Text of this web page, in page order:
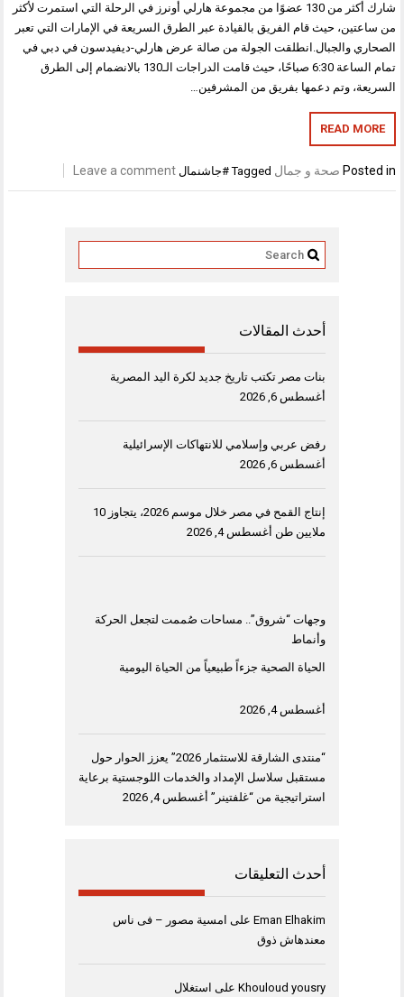
شارك أكثر من 130 عضوًا من مجموعة هارلي أونرز في الرحلة التي استمرت لأكثر
من ساعتين، حيث قام الفريق بالقيادة عبر الطرق السريعة في الإمارات التي تعبر
الصحاري والجبال.انطلقت الجولة من صالة عرض هارلي-ديفيدسون في دبي في
تمام الساعة 6:30 صباحًا، حيث قامت الدراجات الـ130 بالانضمام إلى الطرق
السريعة، وتم دعمها بفريق من المشرفين…
READ MORE
Posted in صحة و جمال Tagged #جاشنمال Leave a comment
أحدث المقالات
بنات مصر تكتب تاريخ جديد لكرة اليد المصرية
أغسطس 6, 2026
رفض عربي وإسلامي للانتهاكات الإسرائيلية
أغسطس 6, 2026
إنتاج القمح في مصر خلال موسم 2026، يتجاوز 10
ملايين طن أغسطس 4, 2026
وجهات “شروق”.. مساحات صُممت لتجعل الحركة
وأنماط
الحياة الصحية جزءاً طبيعياً من الحياة اليومية
أغسطس 4, 2026
“منتدى الشارقة للاستثمار 2026” يعزز الحوار حول
مستقبل سلاسل الإمداد والخدمات اللوجستية برعاية
استراتيجية من “غلفتينر” أغسطس 4, 2026
أحدث التعليقات
Eman Elhakim على امسية مصور – فى ناس
معندهاش ذوق
Khouloud yousry على استغلال